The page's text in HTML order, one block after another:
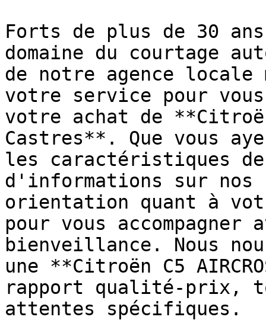
Forts de plus de 30
domaine du courtage
de notre agence
votre service pour
votre achat de **Citroën
Castres**. Que vous
les caractéristiques
d'informations sur nos
orientation quant à
pour vous accompagner
bienveillance. Nous
une **Citroën C5
rapport qualité-prix,
attentes spécifiques.